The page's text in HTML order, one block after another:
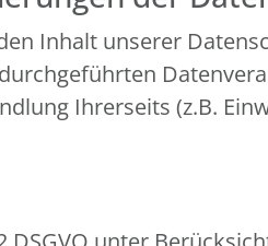
Inhalt unserer
Ihrerseits (z.B.